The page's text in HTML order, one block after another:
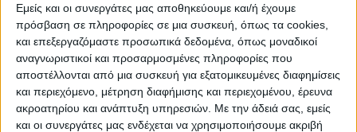
Εμείς και οι συνεργάτες μας αποθηκεύουμε και/ή έχουμε
πρόσβαση σε πληροφορίες σε μια συσκευή, όπως τα cookies,
και επεξεργαζόμαστε προσωπικά δεδομένα, όπως μοναδικοί
αναγνωριστικοί και προσαρμοσμένες πληροφορίες που
αποστέλλονται από μια συσκευή για εξατομικευμένες διαφημίσεις
και περιεχόμενο, μέτρηση διαφήμισης και περιεχομένου, έρευνα
ακροατηρίου και ανάπτυξη υπηρεσιών. Με την άδειά σας, εμείς
και οι συνεργάτες μας ενδέχεται να χρησιμοποιήσουμε ακριβή